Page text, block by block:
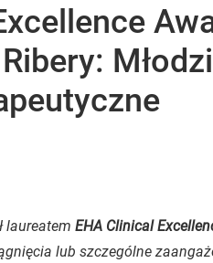
laureatem EHA Clinical
lub szczególne